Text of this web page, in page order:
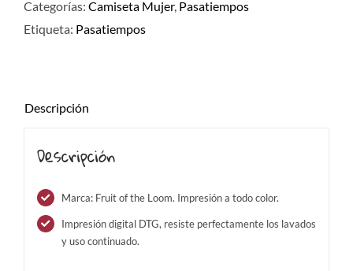
Categorías: Camiseta Mujer, Pasatiempos
Etiqueta: Pasatiempos
Descripción
Descripción
Marca: Fruit of the Loom. Impresión a todo color.
Impresión digital DTG, resiste perfectamente los lavados
y uso continuado.